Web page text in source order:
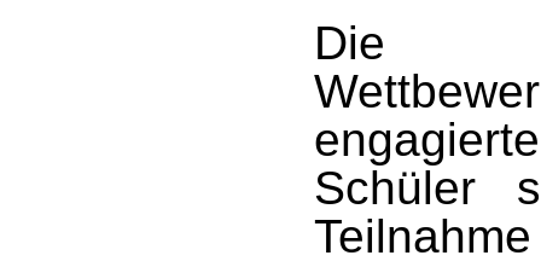
Die
Schüler